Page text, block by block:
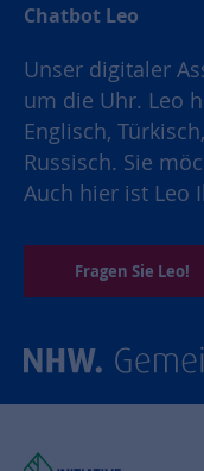
Chatbot Leo
Unser digitaler
um die Uhr. Leo
Englisch,
Russisch. Sie
Auch hier ist Leo
Fragen Sie Leo!